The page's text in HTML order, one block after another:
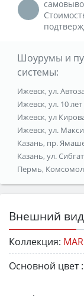
Шоурумы и
системы:
Ижевск, ул.
Ижевск, ул. 10
Ижевск, ул
Ижевск, ул.
Казань, пр.
Казань, ул.
Пермь,
Внешний вид
Коллекция:
Основной цвет :